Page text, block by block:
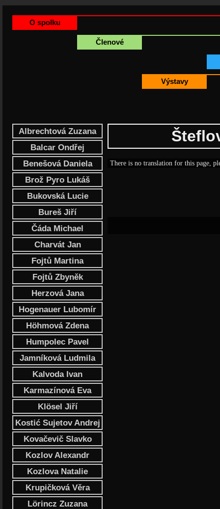
O spolku
Členové
Výstavy
Albrechtová Zuzana
Balcar Ondřej
Benešová Daniela
Brož Pyro Lukáš
Bukovská Lucie
Bureš Jiří
Čáda Michael
Charvát Jan
Fojtů Martina
Fojtů Zbyněk
Herzová Jana
Hogenauer Lubomír
Höhmová Zdena
Humpolec Pavel
Jamníková Ludmila
Kalvoda Ivan
Karmazínová Eva
Klösel Jiří
Kostić Sujetov Andrej
Kovačevič Slavko
Kozlov Alexandr
Kozlova Natalie
Krupičková Věra
Lörincz Zuzana
There is no translation for this page,